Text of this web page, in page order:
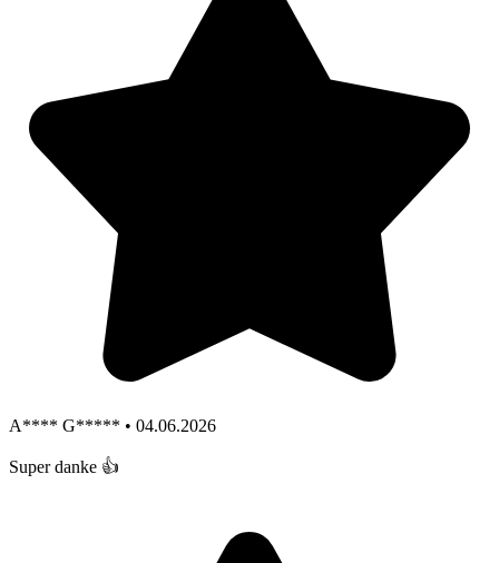
A**** G***** • 04.06.2026
Super danke 👍